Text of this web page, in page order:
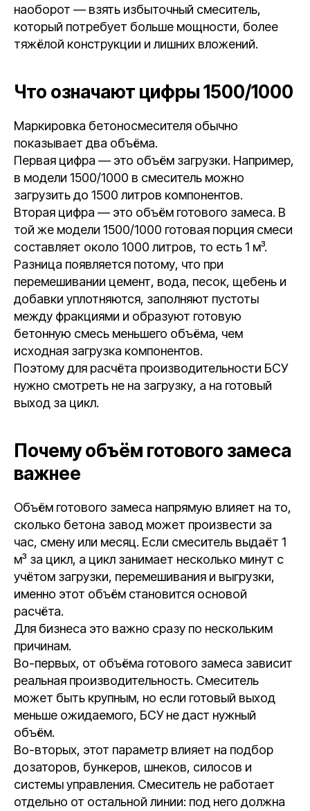
наоборот — взять избыточный смеситель,
который потребует больше мощности, более
тяжёлой конструкции и лишних вложений.
Что означают цифры 1500/1000
Маркировка бетоносмесителя обычно
показывает два объёма.
Первая цифра — это объём загрузки. Например,
в модели 1500/1000 в смеситель можно
загрузить до 1500 литров компонентов.
Вторая цифра — это объём готового замеса. В
той же модели 1500/1000 готовая порция смеси
составляет около 1000 литров, то есть 1 м³.
Разница появляется потому, что при
перемешивании цемент, вода, песок, щебень и
добавки уплотняются, заполняют пустоты
между фракциями и образуют готовую
бетонную смесь меньшего объёма, чем
исходная загрузка компонентов.
Поэтому для расчёта производительности БСУ
нужно смотреть не на загрузку, а на готовый
выход за цикл.
Почему объём готового замеса
важнее
Объём готового замеса напрямую влияет на то,
сколько бетона завод может произвести за
час, смену или месяц. Если смеситель выдаёт 1
м³ за цикл, а цикл занимает несколько минут с
учётом загрузки, перемешивания и выгрузки,
именно этот объём становится основой
расчёта.
Для бизнеса это важно сразу по нескольким
причинам.
Во-первых, от объёма готового замеса зависит
реальная производительность. Смеситель
может быть крупным, но если готовый выход
меньше ожидаемого, БСУ не даст нужный
объём.
Во-вторых, этот параметр влияет на подбор
дозаторов, бункеров, шнеков, силосов и
системы управления. Смеситель не работает
отдельно от остальной линии: под него должна